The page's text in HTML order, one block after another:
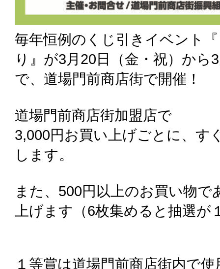
毎年恒例のくじ引きイベント
り』が3月20日（金・祝）から
で、道場門前商店街で開催！
道場門前商店街加盟店で
3,000円お買い上げごとに、す
します。
また、500円以上のお買い物
上げます（6枚集めると抽選が
１等賞は道場門前商店街内で